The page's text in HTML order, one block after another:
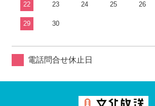
22 23 24 25 26
29 30
電話問合せ休止日